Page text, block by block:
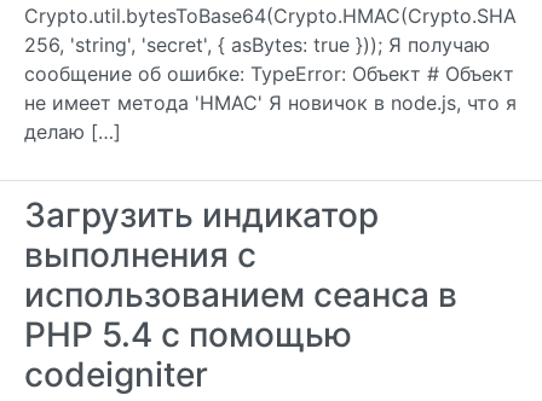
Crypto.util.bytesToBase64(Crypto.HMAC(Crypto.SHA
256, 'string', 'secret', { asBytes: true })); Я получаю
сообщение об ошибке: TypeError: Объект # Объект
не имеет метода 'HMAC' Я новичок в node.js, что я
делаю […]
Загрузить индикатор
выполнения с
использованием сеанса в
PHP 5.4 с помощью
codeigniter